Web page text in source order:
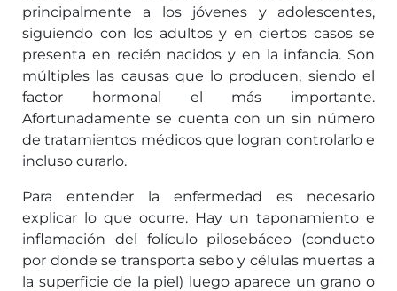
principalmente a los jóvenes y adolescentes,
siguiendo con los adultos y en ciertos casos se
presenta en recién nacidos y en la infancia. Son
múltiples las causas que lo producen, siendo el
factor hormonal el más importante.
Afortunadamente se cuenta con un sin número
de tratamientos médicos que logran controlarlo e
incluso curarlo.
Para entender la enfermedad es necesario
explicar lo que ocurre. Hay un taponamiento e
inflamación del folículo pilosebáceo (conducto
por donde se transporta sebo y células muertas a
la superficie de la piel) luego aparece un grano o